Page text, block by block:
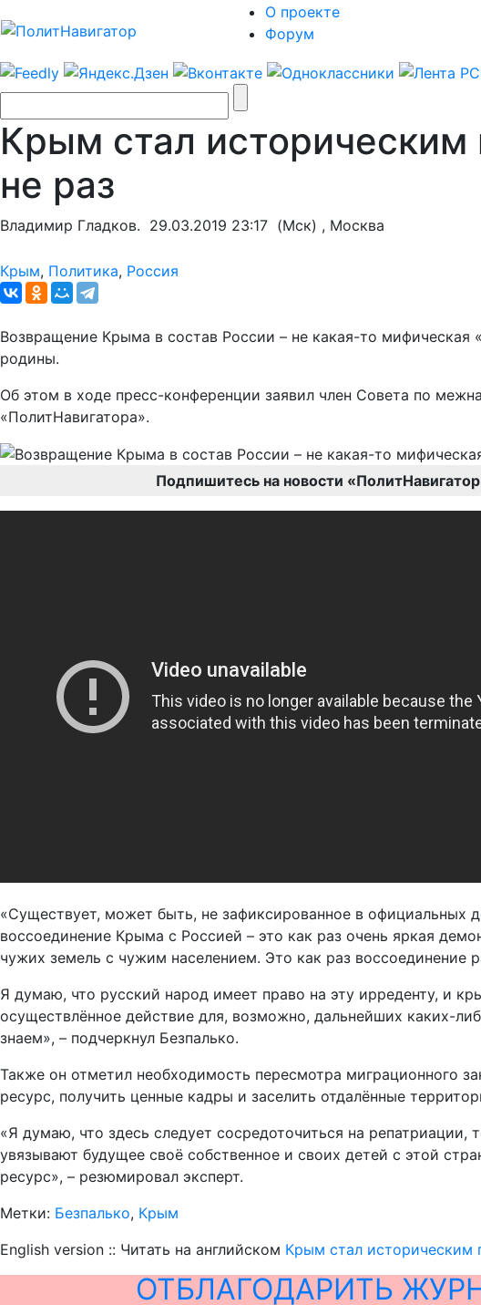
О проекте
Форум
Крым стал
не раз
Владимир Гладков. 29.03.2019 23:17 (Мск) , Москва
Крым, Политика, Россия
Возвращение Крыма в состав России – не какая-то мифическая
родины.
Об этом в ходе пресс-конференции заявил член Совета по
«ПолитНавигатора».
Подпишитесь на новости
«Существует, может быть, не зафиксированное в официальных
воссоединение Крыма с Россией – это как раз очень яркая
чужих земель с чужим населением. Это как раз воссоединение
Я думаю, что русский народ имеет право на эту ирреденту, и
осуществлённое действие для, возможно, дальнейших каких-
знаем», – подчеркнул Безпалько.
Также он отметил необходимость пересмотра миграционного
ресурс, получить ценные кадры и заселить отдалённые
«Я думаю, что здесь следует сосредоточиться на
увязывают будущее своё собственное и своих детей с этой
ресурс», – резюмировал эксперт.
Метки: Безпалько, Крым
English version :: Читать на английском Крым стал историческим
ОТБЛАГОДАРИТЬ